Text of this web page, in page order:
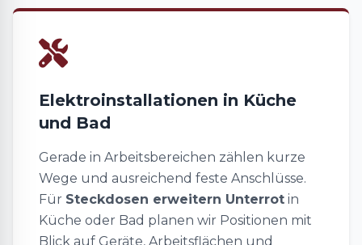
Elektroinstallationen in Küche
und Bad
Gerade in Arbeitsbereichen zählen kurze
Wege und ausreichend feste Anschlüsse.
Für Steckdosen erweitern Unterrot in
Küche oder Bad planen wir Positionen mit
Blick auf Geräte, Arbeitsflächen und